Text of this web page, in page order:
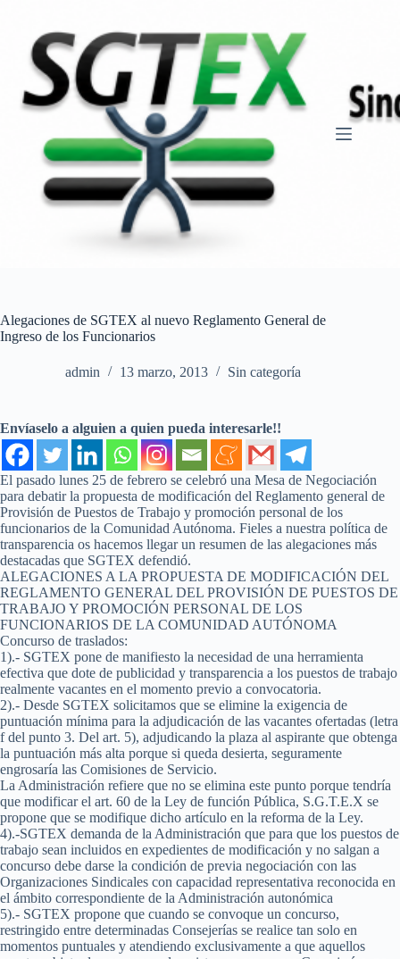
contenido
Alegaciones de SGTEX al nuevo Reglamento General de
Ingreso de los Funcionarios
admin 13 marzo, 2013 Sin categoría
Envíaselo a alguien a quien pueda interesarle!!
El pasado lunes 25 de febrero se celebró una Mesa de Negociación
para debatir la propuesta de modificación del Reglamento general de
Provisión de Puestos de Trabajo y promoción personal de los
funcionarios de la Comunidad Autónoma. Fieles a nuestra política de
transparencia os hacemos llegar un resumen de las alegaciones más
destacadas que SGTEX defendió.
ALEGACIONES A LA PROPUESTA DE MODIFICACIÓN DEL
REGLAMENTO GENERAL DEL PROVISIÓN DE PUESTOS DE
TRABAJO Y PROMOCIÓN PERSONAL DE LOS
FUNCIONARIOS DE LA COMUNIDAD AUTÓNOMA
Concurso de traslados:
1).- SGTEX pone de manifiesto la necesidad de una herramienta
efectiva que dote de publicidad y transparencia a los puestos de trabajo
realmente vacantes en el momento previo a convocatoria.
2).- Desde SGTEX solicitamos que se elimine la exigencia de
puntuación mínima para la adjudicación de las vacantes ofertadas (letra
f del punto 3. Del art. 5), adjudicando la plaza al aspirante que obtenga
la puntuación más alta porque si queda desierta, seguramente
engrosaría las Comisiones de Servicio.
La Administración refiere que no se elimina este punto porque tendría
que modificar el art. 60 de la Ley de función Pública, S.G.T.E.X se
propone que se modifique dicho artículo en la reforma de la Ley.
4).-SGTEX demanda de la Administración que para que los puestos de
trabajo sean incluidos en expedientes de modificación y no salgan a
concurso debe darse la condición de previa negociación con las
Organizaciones Sindicales con capacidad representativa reconocida en
el ámbito correspondiente de la Administración autonómica
5).- SGTEX propone que cuando se convoque un concurso,
restringido entre determinadas Consejerías se realice tan solo en
momentos puntuales y atendiendo exclusivamente a que aquellos